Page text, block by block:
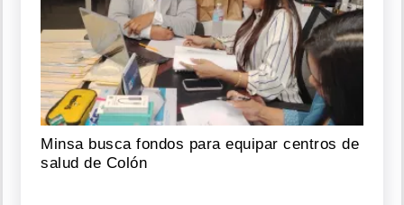
Minsa busca fondos para equipar centros de
salud de Colón